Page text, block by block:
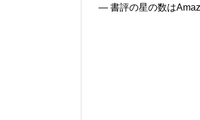
― 書評の星の数は